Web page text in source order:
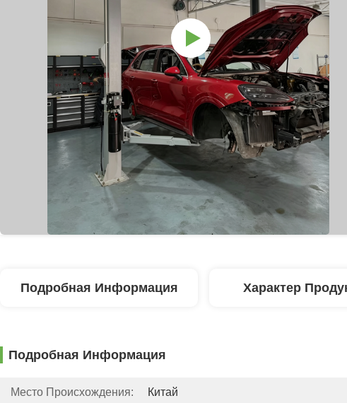
Подробная Информация Характер
Подробная Информация
Место Происхождения: Китай